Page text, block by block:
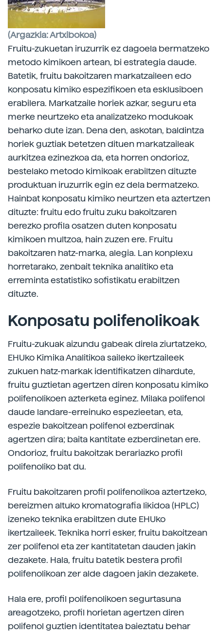
(Argazkia: Artxibokoa)
Fruitu-zukuetan iruzurrik ez dagoela bermatzeko
metodo kimikoen artean, bi estrategia daude.
Batetik, fruitu bakoitzaren markatzaileen edo
konposatu kimiko espezifikoen eta esklusiboen
erabilera. Markatzaile horiek azkar, seguru eta
merke neurtzeko eta analizatzeko modukoak
beharko dute izan. Dena den, askotan, baldintza
horiek guztiak betetzen dituen markatzaileak
aurkitzea ezinezkoa da, eta horren ondorioz,
bestelako metodo kimikoak erabiltzen dituzte
produktuan iruzurrik egin ez dela bermatzeko.
Hainbat konposatu kimiko neurtzen eta aztertzen
dituzte: fruitu edo fruitu zuku bakoitzaren
berezko profila osatzen duten konposatu
kimikoen multzoa, hain zuzen ere. Fruitu
bakoitzaren hatz-marka, alegia. Lan konplexu
horretarako, zenbait teknika analitiko eta
erreminta estatistiko sofistikatu erabiltzen
dituzte.
Konposatu polifenolikoak
Fruitu-zukuak aizundu gabeak direla ziurtatzeko,
EHUko Kimika Analitikoa saileko ikertzaileek
zukuen hatz-markak identifikatzen dihardute,
fruitu guztietan agertzen diren konposatu kimiko
polifenolikoen azterketa eginez. Milaka polifenol
daude landare-erreinuko espezieetan, eta,
espezie bakoitzean polifenol ezberdinak
agertzen dira; baita kantitate ezberdinetan ere.
Ondorioz, fruitu bakoitzak berariazko profil
polifenoliko bat du.
Fruitu bakoitzaren profil polifenolikoa aztertzeko,
bereizmen altuko kromatografia likidoa (HPLC)
izeneko teknika erabiltzen dute EHUko
ikertzaileek. Teknika horri esker, fruitu bakoitzean
zer polifenol eta zer kantitatetan dauden jakin
dezakete. Hala, fruitu batetik bestera profil
polifenolikoan zer alde dagoen jakin dezakete.
Hala ere, profil polifenolikoen segurtasuna
areagotzeko, profil horietan agertzen diren
polifenol guztien identitatea baieztatu behar